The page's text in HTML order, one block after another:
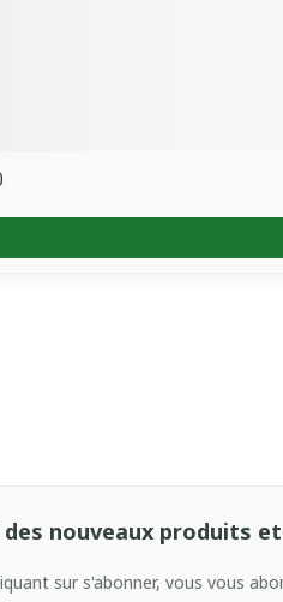
nouveaux produits
sur s'abonner, vous vous